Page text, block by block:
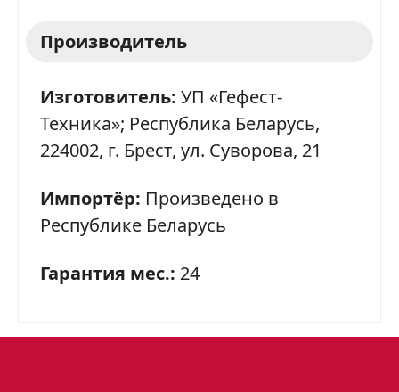
Производитель
Изготовитель: УП «Гефест-
Техника»; Республика Беларусь,
224002, г. Брест, ул. Суворова, 21
Импортёр: Произведено в
Республике Беларусь
Гарантия мес.: 24